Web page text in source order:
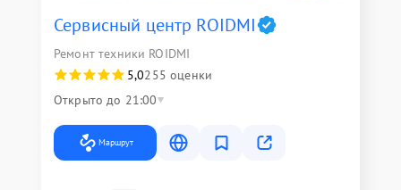
Сервисный центр ROIDMI
Ремонт техники ROIDMI
5,0255 оценки
Открыто до 21:00
Маршрут